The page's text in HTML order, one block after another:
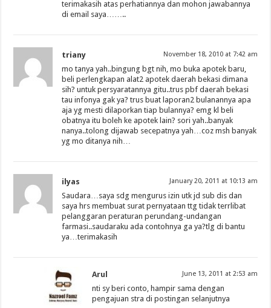
terimakasih atas perhatiannya dan mohon jawabannya
di email saya……..
triany November 18, 2010 at 7:42 am
mo tanya yah..bingung bgt nih, mo buka apotek baru,
beli perlengkapan alat2 apotek daerah bekasi dimana
sih? untuk persyaratannya gitu..trus pbf daerah bekasi
tau infonya gak ya? trus buat laporan2 bulanannya apa
aja yg mesti dilaporkan tiap bulannya? emg kl beli
obatnya itu boleh ke apotek lain? sori yah..banyak
nanya..tolong dijawab secepatnya yah…coz msh banyak
yg mo ditanya nih…
ilyas January 20, 2011 at 10:13 am
Saudara…saya sdg mengurus izin utk jd sub dis dan
saya hrs membuat surat pernyataan ttg tidak terrlibat
pelanggaran peraturan perundang-undangan
farmasi..saudaraku ada contohnya ga ya?tlg di bantu
ya…terimakasih
Arul June 13, 2011 at 2:53 am
nti sy beri conto, hampir sama dengan
pengajuan stra di postingan selanjutnya